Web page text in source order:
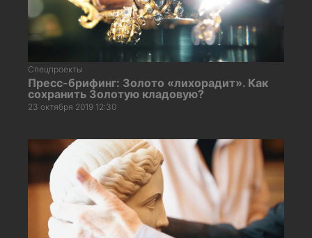
Спецпроекты
Пресс-брифинг: Золото «лихорадит». Как
сохранить Золотую кладовую?
23 октября 2019 12:30